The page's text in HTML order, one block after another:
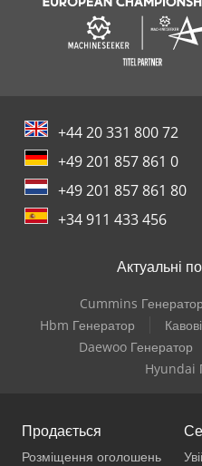
+44 20 331 800 72
+49 201 857 861 0
+49 201 857 861 80
+34 911 433 456
Актуальні
Cummins Генератор
Hbm Генератор
Daewoo Генератор
Hyundai
Продається
Розміщення оголошень